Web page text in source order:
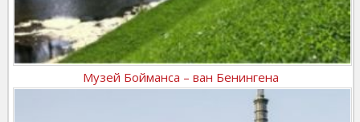
Музей Бойманса – ван Бенингена